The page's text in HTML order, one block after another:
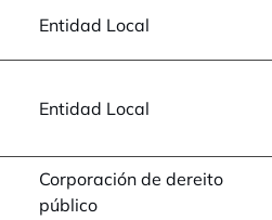
Entidad Local
Entidad Local
Corporación de dereito
público